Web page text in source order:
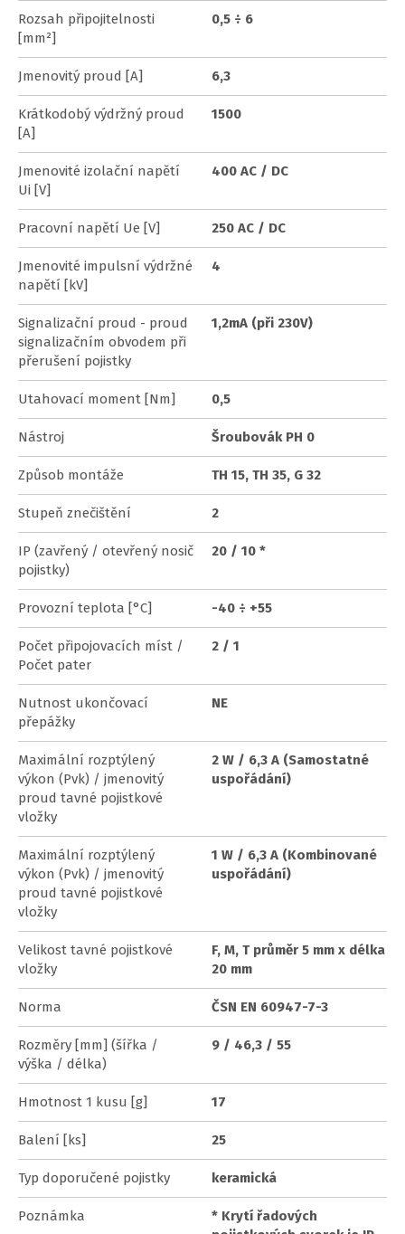
Rozsah připojitelnosti
[mm²]
0,5 ÷ 6
Jmenovitý proud [A] 6,3
Krátkodobý výdržný proud
[A]
1500
Jmenovité izolační napětí
Ui [V]
400 AC / DC
Pracovní napětí Ue [V] 250 AC / DC
Jmenovité impulsní výdržné
napětí [kV]
4
Signalizační proud - proud
signalizačním obvodem při
přerušení pojistky
1,2mA (při 230V)
Utahovací moment [Nm] 0,5
Nástroj Šroubovák PH 0
Způsob montáže TH 15, TH 35, G 32
Stupeň znečištění 2
IP (zavřený / otevřený nosič
pojistky)
20 / 10 *
Provozní teplota [°C] -40 ÷ +55
Počet připojovacích míst /
Počet pater
2 / 1
Nutnost ukončovací
přepážky
NE
Maximální rozptýlený
výkon (Pvk) / jmenovitý
proud tavné pojistkové
vložky
2 W / 6,3 A (Samostatné
uspořádání)
Maximální rozptýlený
výkon (Pvk) / jmenovitý
proud tavné pojistkové
vložky
1 W / 6,3 A (Kombinované
uspořádání)
Velikost tavné pojistkové
vložky
F, M, T průměr 5 mm x délka
20 mm
Norma ČSN EN 60947-7-3
Rozměry [mm] (šířka /
výška / délka)
9 / 46,3 / 55
Hmotnost 1 kusu [g] 17
Balení [ks] 25
Typ doporučené pojistky keramická
Poznámka
* Krytí řadových